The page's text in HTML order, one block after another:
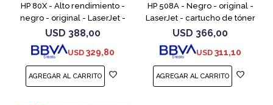
HP 80X - Alto rendimiento -
negro - original - LaserJet -
cartucho de tóner (CF280X) -
para LaserJet Pro 400 M401,
MFP M425
USD 388,00
USD 329,80
HP 508A - Negro - original -
LaserJet - cartucho de tóner
(CF360A) - para Color
LaserJet Enterprise MFP M577;
LaserJet Enterpris
USD 366,00
USD 311,10